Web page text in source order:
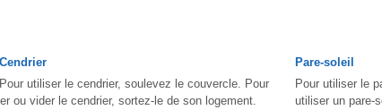
Cendrier
Pour utiliser le cendrier, soulevez le couvercle. Pour
ou vider le cendrier, sortez-le de son logement.
Pare-soleil
Pour utiliser le
utiliser un pare-